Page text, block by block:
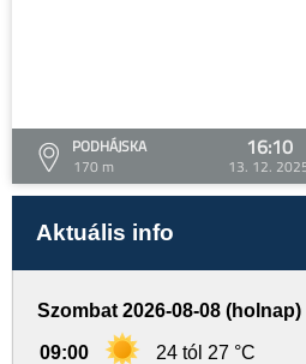
PODHÁJSKA
170 m
16:10
13. 12.
Aktuális info
Szombat 2026-08-08 (holnap)
09:00 24 tól 27 °C